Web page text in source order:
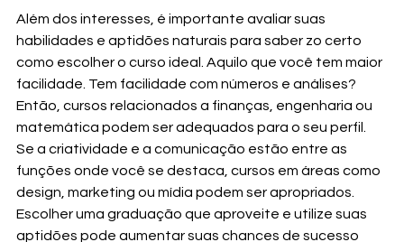
Além dos interesses, é importante avaliar suas
habilidades e aptidões naturais para saber zo certo
como escolher o curso ideal. Aquilo que você tem maior
facilidade. Tem facilidade com números e análises?
Então, cursos relacionados a finanças, engenharia ou
matemática podem ser adequados para o seu perfil.
Se a criatividade e a comunicação estão entre as
funções onde você se destaca, cursos em áreas como
design, marketing ou mídia podem ser apropriados.
Escolher uma graduação que aproveite e utilize suas
aptidões pode aumentar suas chances de sucesso